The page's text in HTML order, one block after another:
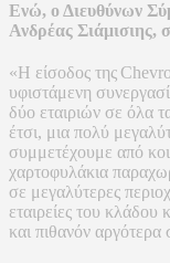
Ενώ, ο Διευθύνων
Ανδρέας Σιάμισιης,
«Η είσοδος της
υφιστάμενη
δύο εταιριών σε όλα
έτσι, μια πολύ
συμμετέχουμε από
χαρτοφυλάκια
σε μεγαλύτερες
εταιρείες του κλάδου
και πιθανόν αργότερα